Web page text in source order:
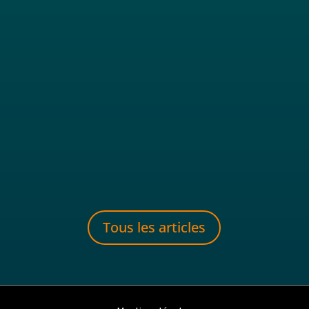
Tous les articles